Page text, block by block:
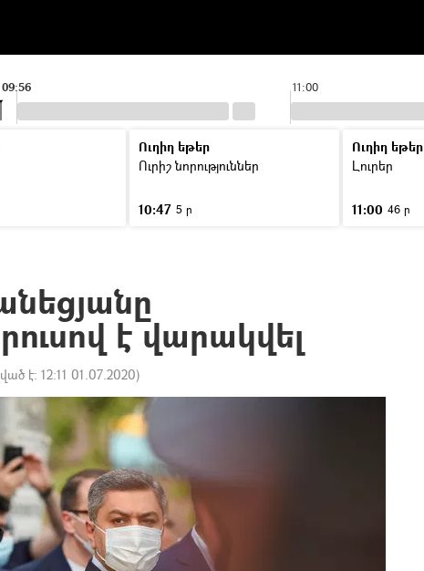
11:00
09:56
Ուղիղ եթեր
Ուրիշ նորություններ
10:47 5 ր
Ուղիղ եթեր
Լուրեր
11:00 46 ր
է վարակվել
է: 12:11 01.07.2020)